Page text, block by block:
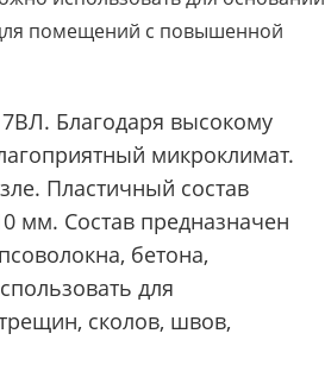
для помещений с повышенной
Благодаря высокому
микроклимат.
Пластичный состав
мм. Состав предназначен
бетона,
для
сколов, швов,